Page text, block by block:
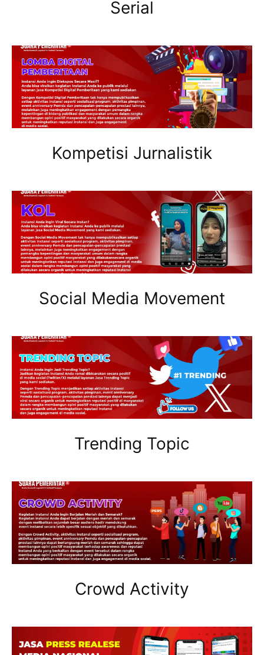
Serial
Kompetisi Jurnalistik
Social Media Movement
Trending Topic
Crowd Activity